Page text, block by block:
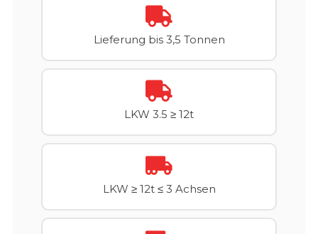
Lieferung bis 3,5 Tonnen
LKW 3.5 ≥ 12t
LKW ≥ 12t ≤ 3 Achsen